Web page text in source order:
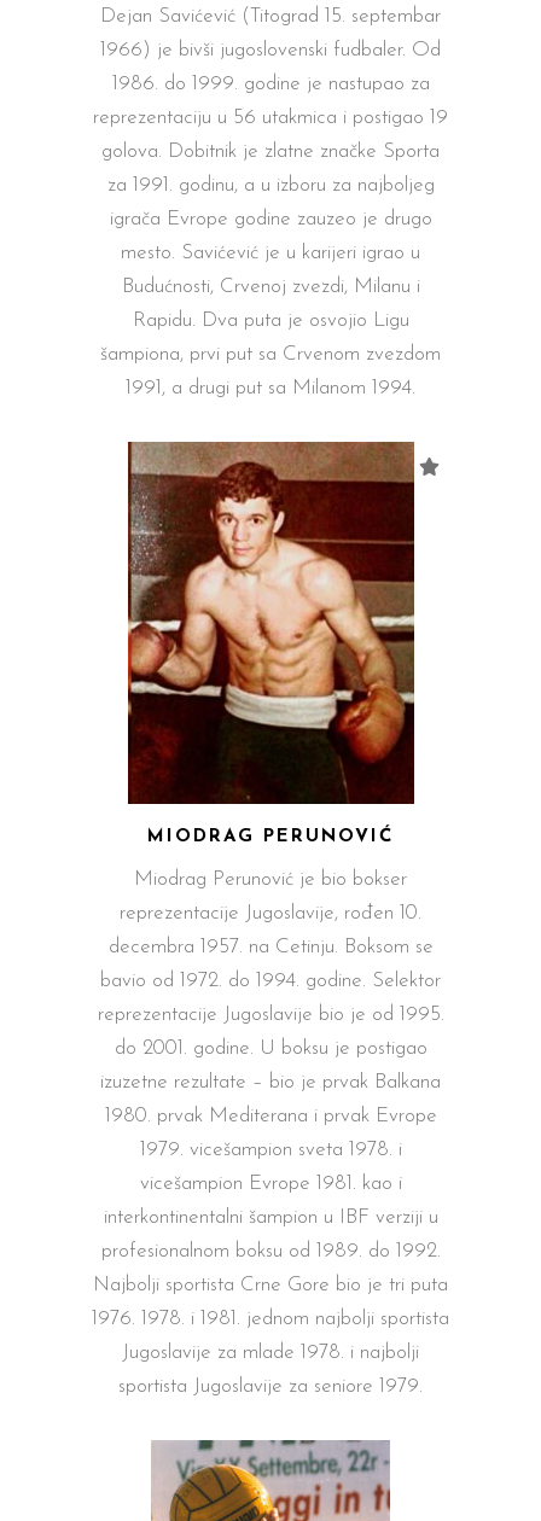
Dejan Savićević (Titograd 15. septembar
1966) je bivši jugoslovenski fudbaler. Od
1986. do 1999. godine je nastupao za
reprezentaciju u 56 utakmica i postigao 19
golova. Dobitnik je zlatne značke Sporta
za 1991. godinu, a u izboru za najboljeg
igrača Evrope godine zauzeo je drugo
mesto. Savićević je u karijeri igrao u
Budućnosti, Crvenoj zvezdi, Milanu i
Rapidu. Dva puta je osvojio Ligu
šampiona, prvi put sa Crvenom zvezdom
1991, a drugi put sa Milanom 1994.
MIODRAG PERUNOVIĆ
Miodrag Perunović je bio bokser
reprezentacije Jugoslavije, rođen 10.
decembra 1957. na Cetinju. Boksom se
bavio od 1972. do 1994. godine. Selektor
reprezentacije Jugoslavije bio je od 1995.
do 2001. godine. U boksu je postigao
izuzetne rezultate – bio je prvak Balkana
1980. prvak Mediterana i prvak Evrope
1979. vicešampion sveta 1978. i
vicešampion Evrope 1981. kao i
interkontinentalni šampion u IBF verziji u
profesionalnom boksu od 1989. do 1992.
Najbolji sportista Crne Gore bio je tri puta
1976. 1978. i 1981. jednom najbolji sportista
Jugoslavije za mlade 1978. i najbolji
sportista Jugoslavije za seniore 1979.